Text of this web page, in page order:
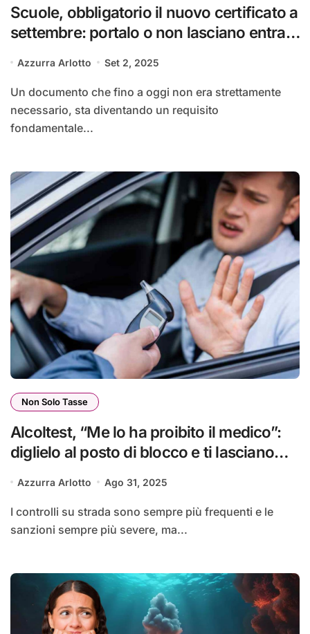
Scuole, obbligatorio il nuovo certificato a
settembre: portalo o non lasciano entrare
Azzurra Arlotto Set 2, 2025
Un documento che fino a oggi non era strettamente
necessario, sta diventando un requisito
fondamentale...
Non Solo Tasse
Alcoltest, “Me lo ha proibito il medico”:
diglielo al posto di blocco e ti lasciano
Azzurra Arlotto Ago 31, 2025
I controlli su strada sono sempre più frequenti e le
sanzioni sempre più severe, ma...